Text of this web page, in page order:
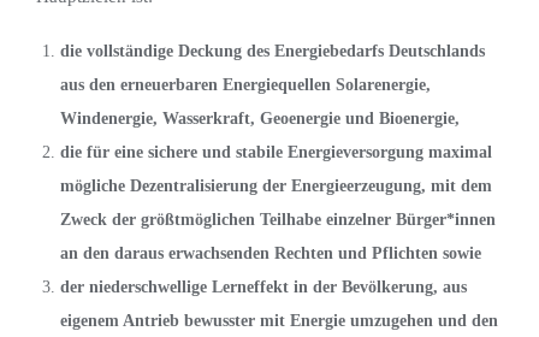
die vollständige Deckung des Energiebedarfs Deutschlands
aus den erneuerbaren Energiequellen Solarenergie,
Windenergie, Wasserkraft, Geoenergie und Bioenergie,
die für eine sichere und stabile Energieversorgung maximal
mögliche Dezentralisierung der Energieerzeugung, mit dem
Zweck der größtmöglichen Teilhabe einzelner Bürger*innen
an den daraus erwachsenden Rechten und Pflichten sowie
der niederschwellige Lerneffekt in der Bevölkerung, aus
eigenem Antrieb bewusster mit Energie umzugehen und den